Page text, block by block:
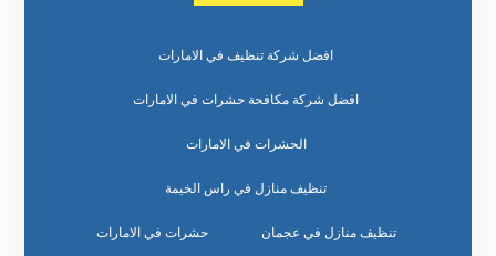
افضل شركة تنظيف في الامارات
افضل شركة مكافحة حشرات في الامارات
الحشرات في الامارات
تنظيف منازل في راس الخيمة
تنظيف منازل في عجمان حشرات في الامارات